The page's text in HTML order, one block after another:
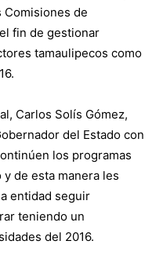
Comisiones de
fin de gestionar
tamaulipecos como
Carlos Solís Gómez,
del Estado con
los programas
de esta manera les
entidad seguir
teniendo un
del 2016.